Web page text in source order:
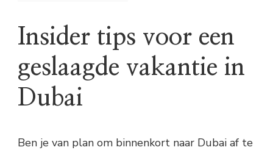
Insider tips voor een
geslaagde vakantie in
Dubai
Ben je van plan om binnenkort naar Dubai af te